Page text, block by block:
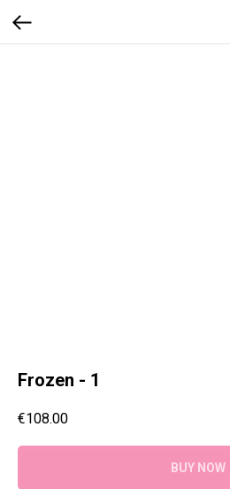
Frozen - 1
€108.00
BUY NOW